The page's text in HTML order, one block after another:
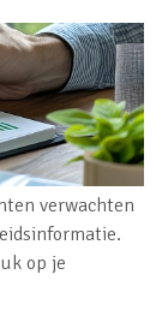
verwachten
op je